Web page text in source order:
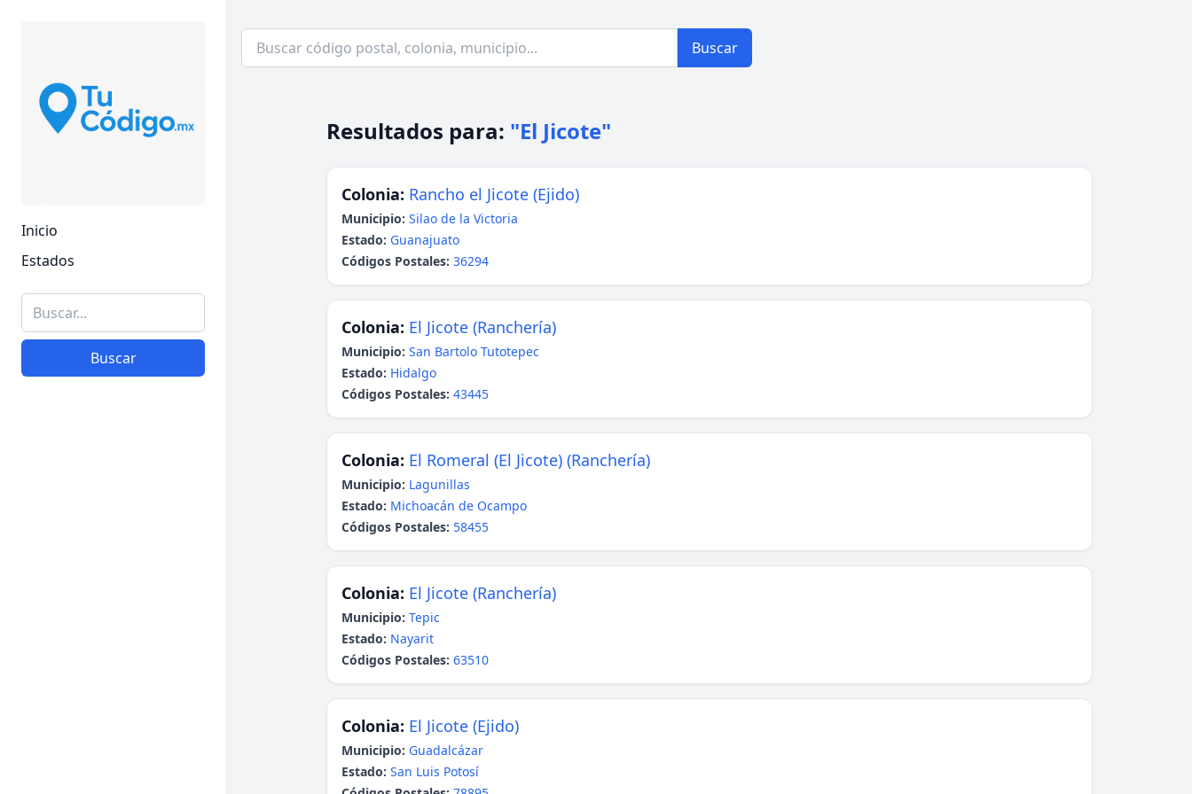
Inicio
Estados
Buscar
Buscar
Resultados para: "El Jicote"
Colonia: Rancho el Jicote (Ejido)
Municipio: Silao de la Victoria
Estado: Guanajuato
Códigos Postales: 36294
Colonia: El Jicote (Ranchería)
Municipio: San Bartolo Tutotepec
Estado: Hidalgo
Códigos Postales: 43445
Colonia: El Romeral (El Jicote) (Ranchería)
Municipio: Lagunillas
Estado: Michoacán de Ocampo
Códigos Postales: 58455
Colonia: El Jicote (Ranchería)
Municipio: Tepic
Estado: Nayarit
Códigos Postales: 63510
Colonia: El Jicote (Ejido)
Municipio: Guadalcázar
Estado: San Luis Potosí